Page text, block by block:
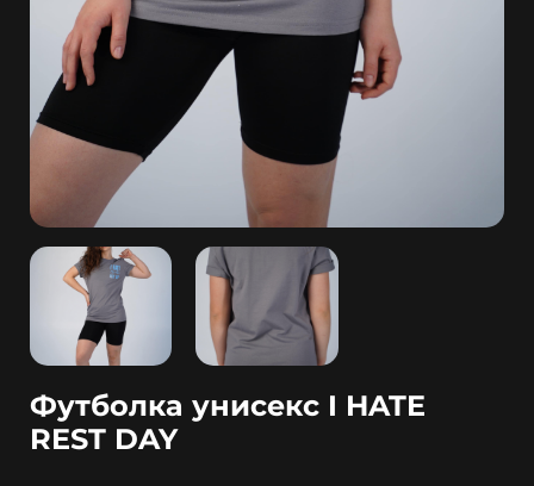
Футболка унисекс I HATE
REST DAY